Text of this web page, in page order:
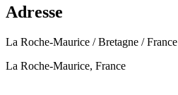
Adresse
La Roche-Maurice / Bretagne / France
La Roche-Maurice, France